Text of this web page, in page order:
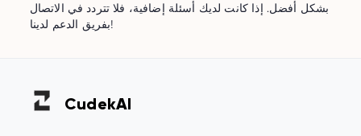
بشكل أفضل. إذا كانت لديك أسئلة إضافية، فلا تتردد في الاتصال
بفريق الدعم لدينا!
CudekAI